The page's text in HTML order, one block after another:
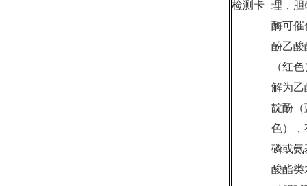
检测卡
理，胆
酶可催
酚乙酸
（红
解为乙
靛酚（
色），
磷或氨
酸酯类